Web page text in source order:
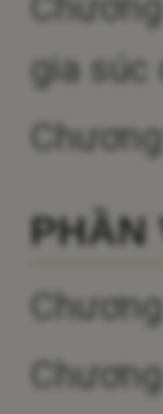
gia súc
PHẦN